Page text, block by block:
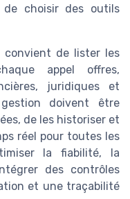
de choisir des outils
convient de lister les
appel offres,
juridiques et
doivent être
de les historiser et
réel pour toutes les
la fiabilité, la
des contrôles
et une traçabilité